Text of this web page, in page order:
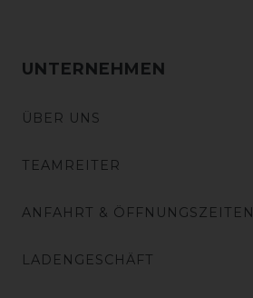
UNTERNEHMEN
ÜBER UNS
TEAMREITER
ANFAHRT & ÖFFNUNGSZEITEN
LADENGESCHÄFT